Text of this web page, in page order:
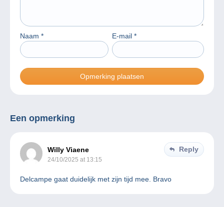
Naam * E-mail *
Een opmerking
Willy Viaene
24/10/2025 at 13:15
Reply
Delcampe gaat duidelijk met zijn tijd mee. Bravo